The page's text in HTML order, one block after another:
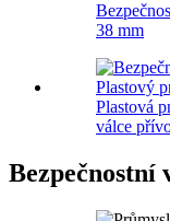
38 mm
Plastová
válce
Bezpečnostní